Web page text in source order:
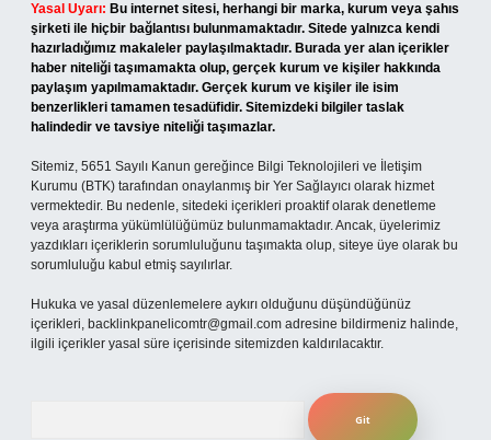
Yasal Uyarı: Bu internet sitesi, herhangi bir marka, kurum veya şahıs
şirketi ile hiçbir bağlantısı bulunmamaktadır. Sitede yalnızca kendi
hazırladığımız makaleler paylaşılmaktadır. Burada yer alan içerikler
haber niteliği taşımamakta olup, gerçek kurum ve kişiler hakkında
paylaşım yapılmamaktadır. Gerçek kurum ve kişiler ile isim
benzerlikleri tamamen tesadüfidir. Sitemizdeki bilgiler taslak
halindedir ve tavsiye niteliği taşımazlar.
Sitemiz, 5651 Sayılı Kanun gereğince Bilgi Teknolojileri ve İletişim
Kurumu (BTK) tarafından onaylanmış bir Yer Sağlayıcı olarak hizmet
vermektedir. Bu nedenle, sitedeki içerikleri proaktif olarak denetleme
veya araştırma yükümlülüğümüz bulunmamaktadır. Ancak, üyelerimiz
yazdıkları içeriklerin sorumluluğunu taşımakta olup, siteye üye olarak bu
sorumluluğu kabul etmiş sayılırlar.
Hukuka ve yasal düzenlemelere aykırı olduğunu düşündüğünüz
içerikleri, backlinkpanelicomtr@gmail.com adresine bildirmeniz halinde,
ilgili içerikler yasal süre içerisinde sitemizden kaldırılacaktır.